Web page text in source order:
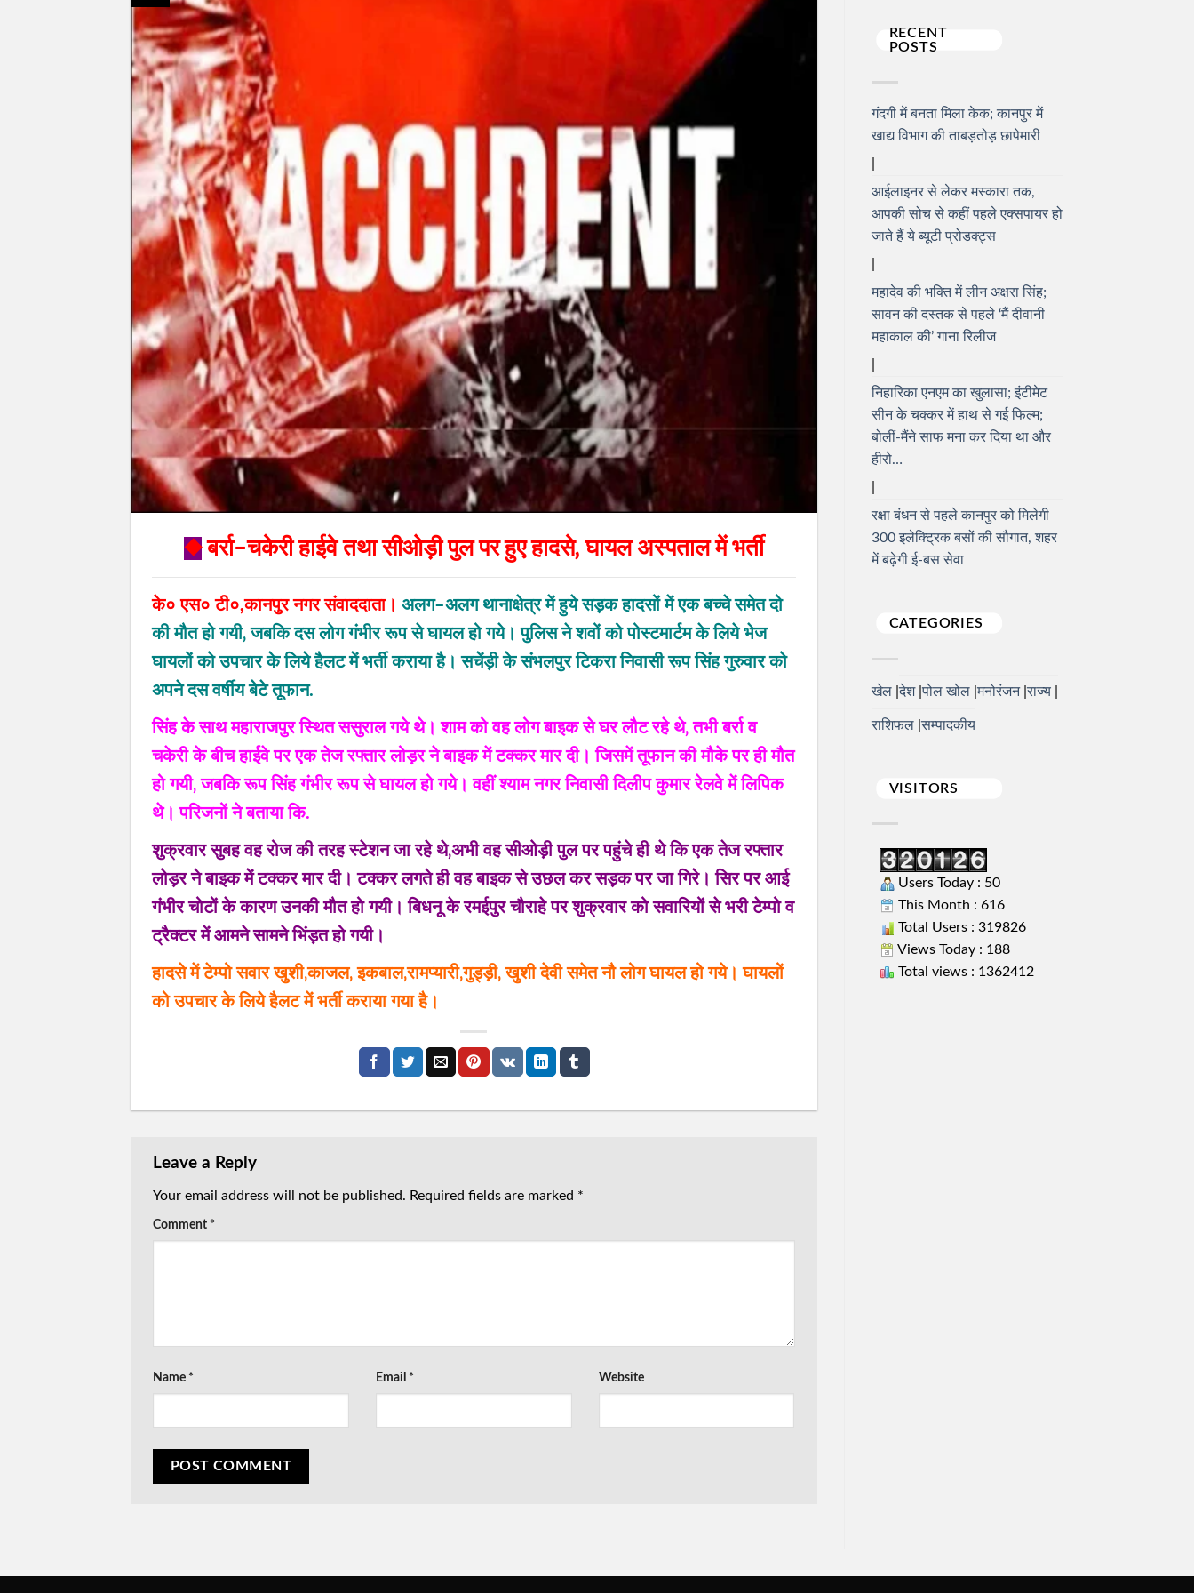
◆बर्रा–चकेरी हाईवे तथा सीओड़ी पुल पर हुए हादसे‚ घायल अस्पताल में भर्ती
के० एस० टी०,कानपुर नगर संवाददाता। अलग–अलग थानाक्षेत्र में हुये सड़़क हादसों में एक बच्चे समेत दो
की मौत हो गयी‚ जबकि दस लोग गंभीर रूप से घायल हो गये। पुलिस ने शवों को पोस्टमार्टम के लिये भेज
घायलों को उपचार के लिये हैलट में भर्ती कराया है। सचेंड़ी के संभलपुर टिकरा निवासी रूप सिंह गुरुवार को
अपने दस वर्षीय बेटे तूफान.
सिंह के साथ महाराजपुर स्थित ससुराल गये थे। शाम को वह लोग बाइक से घर लौट रहे थे‚ तभी बर्रा व
चकेरी के बीच हाईवे पर एक तेज रफ्तार लोड़र ने बाइक में टक्कर मार दी। जिसमें तूफान की मौके पर ही मौत
हो गयी‚ जबकि रूप सिंह गंभीर रूप से घायल हो गये। वहीं श्याम नगर निवासी दिलीप कुमार रेलवे में लिपिक
थे। परिजनों ने बताया कि.
शुक्रवार सुबह वह रोज की तरह स्टेशन जा रहे थे‚अभी वह सीओड़ी पुल पर पहुंचे ही थे कि एक तेज रफ्तार
लोड़र ने बाइक में टक्कर मार दी। टक्कर लगते ही वह बाइक से उछल कर सड़़क पर जा गिरे। सिर पर आई
गंभीर चोटों के कारण उनकी मौत हो गयी। बिधनू के रमईपुर चौराहे पर शुक्रवार को सवारियों से भरी टेम्पो व
ट्रैक्टर में आमने सामने भिंड़त हो गयी।
हादसे में टेम्पो सवार खुशी‚काजल‚ इकबाल‚रामप्यारी‚गुड्ड़ी‚ खुशी देवी समेत नौ लोग घायल हो गये। घायलों
को उपचार के लिये हैलट में भर्ती कराया गया है।
Leave a Reply
Your email address will not be published. Required fields are marked *
Comment *
Name * Email * Website
RECENT
POSTS
गंदगी में बनता मिला केक; कानपुर में
खाद्य विभाग की ताबड़तोड़ छापेमारी
आईलाइनर से लेकर मस्कारा तक,
आपकी सोच से कहीं पहले एक्सपायर हो
जाते हैं ये ब्यूटी प्रोडक्ट्स
महादेव की भक्ति में लीन अक्षरा सिंह;
सावन की दस्तक से पहले ‘मैं दीवानी
महाकाल की’ गाना रिलीज
निहारिका एनएम का खुलासा; इंटीमेट
सीन के चक्कर में हाथ से गई फिल्म;
बोलीं-मैंने साफ मना कर दिया था और
हीरो…
रक्षा बंधन से पहले कानपुर को मिलेगी
300 इलेक्ट्रिक बसों की सौगात, शहर
में बढ़ेगी ई-बस सेवा
CATEGORIES
खेल देश पोल खोल मनोरंजन राज्य
राशिफल सम्पादकीय
VISITORS
Users Today : 50
This Month : 616
Total Users : 319826
Views Today : 188
Total views : 1362412